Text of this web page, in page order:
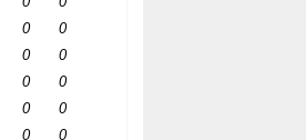
0
0
0
0
0
0
0
0
0
0